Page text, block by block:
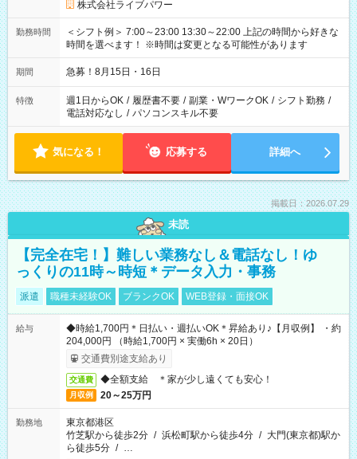
株式会社ライブパワー
勤務時間
＜シフト例＞ 7:00～23:00 13:30～22:00 上記の時間から好きな
時間を選べます！ ※時間は変更となる可能性があります
期間 急募！8月15日・16日
特徴 週1日からOK / 履歴書不要 / 副業・WワークOK / シフト勤務 /
電話対応なし / パソコンスキル不要
気になる！ 応募する 詳細へ
掲載日：2026.07.29
未読
【完全在宅！】難しい業務なし＆電話なし！ゆ
っくりの11時～時短＊データ入力・事務
派遣 職種未経験OK ブランクOK WEB登録・面接OK
給与
◆時給1,700円＊日払い・週払いOK＊昇給あり♪【月収例】 ・約
204,000円 （時給1,700円 × 実働6h × 20日）
交通費別途支給あり
交通費 ◆全額支給 ＊家が少し遠くても安心！
月収例 20～25万円
勤務地
東京都港区
竹芝駅から徒歩2分 / 浜松町駅から徒歩4分 / 大門(東京都)駅か
ら徒歩5分 / …